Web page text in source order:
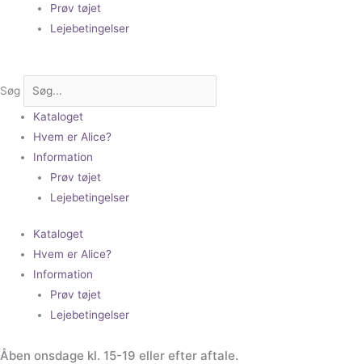
Prøv tøjet
Lejebetingelser
Søg
Kataloget
Hvem er Alice?
Information
Prøv tøjet
Lejebetingelser
Kataloget
Hvem er Alice?
Information
Prøv tøjet
Lejebetingelser
Åben onsdage kl. 15-19 eller efter aftale.